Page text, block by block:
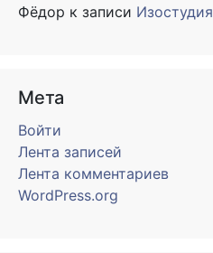
Фёдор к записи Изостудия
Мета
Войти
Лента записей
Лента комментариев
WordPress.org